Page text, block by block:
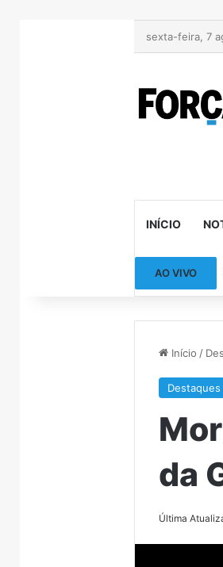
sexta-feira, 7
INÍCIO
AO VIVO
Início /
Destaques
da
Última